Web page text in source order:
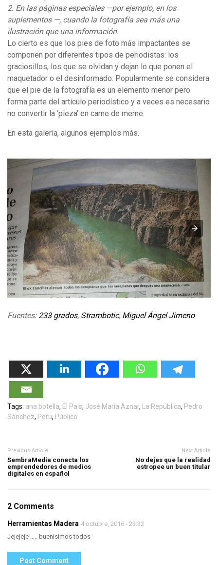
2. En las páginas especiales —por ejemplo, en los
suplementos —, cuando la fotografía sea más una
ilustración que una información.
Lo cierto es que los pies de foto más impactantes se
componen por diferentes tipos de periodistas: los
graciosillos, los que se olvidan y dejan lo que ponen el
maquetador o el desinformado. Popularmente se considera
que el pie de la fotografía es un elemento menor pero
forma parte del artículo periodístico y a veces es necesario
no convertir la ‘pieza’ en carne de meme.
En esta galería, algunos ejemplos más.
Fuentes: 233 grados, Strambotic, Miguel Ángel Jimeno
Tags: ana botella, El País, José María Aznar, La República, Pedro
Sánchez, Peru, Público
Previous Article
SembraMedia conecta los
emprendedores de medios
digitales en español
Next Article
No dejes que la realidad
estropee un buen titular
2 Comments
Herramientas Madera 4 octubre, 2016 - 23:32
Jejejeje ….. buenisimos todos
Post Comment